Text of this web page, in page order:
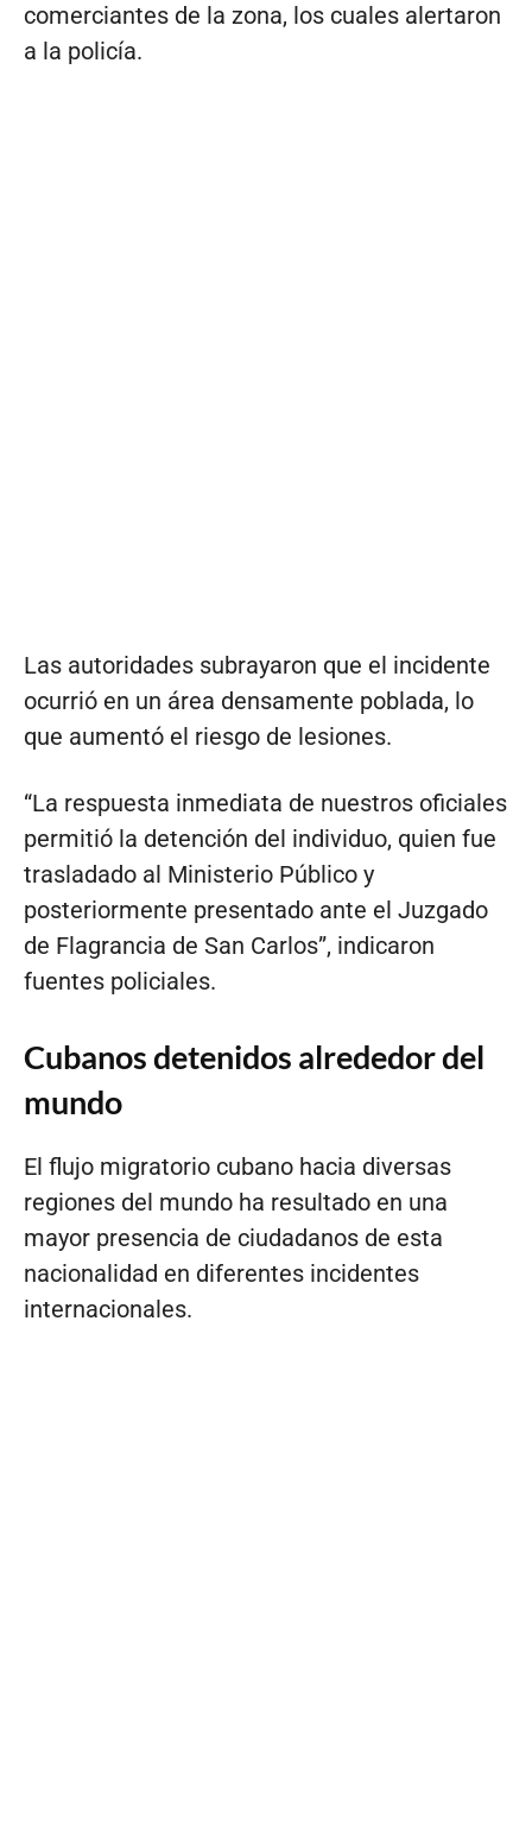
comerciantes de la zona, los cuales alertaron
a la policía.
Las autoridades subrayaron que el incidente
ocurrió en un área densamente poblada, lo
que aumentó el riesgo de lesiones.
“La respuesta inmediata de nuestros oficiales
permitió la detención del individuo, quien fue
trasladado al Ministerio Público y
posteriormente presentado ante el Juzgado
de Flagrancia de San Carlos”, indicaron
fuentes policiales.
Cubanos detenidos alrededor del
mundo
El flujo migratorio cubano hacia diversas
regiones del mundo ha resultado en una
mayor presencia de ciudadanos de esta
nacionalidad en diferentes incidentes
internacionales.